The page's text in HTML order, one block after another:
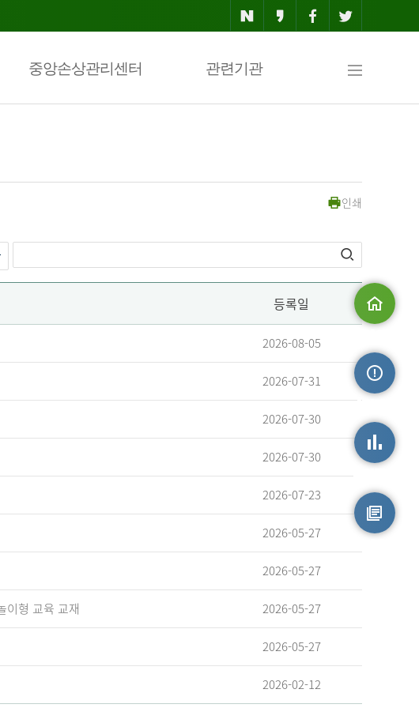
중앙손상관리센터 관련기관
맵
인쇄
등록일
2026-08-05
2026-07-31
2026-07-30
2026-07-30
2026-07-23
2026-05-27
2026-05-27
이형 교육 교재 2026-05-27
2026-05-27
2026-02-12
손상정보